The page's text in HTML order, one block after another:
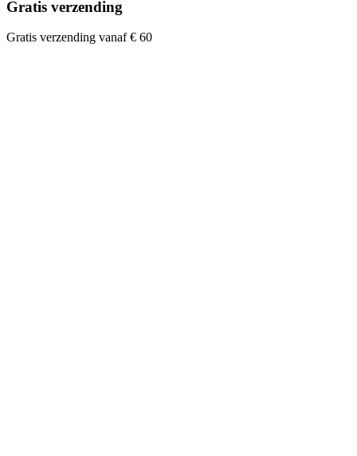
Gratis verzending
Gratis verzending vanaf € 60